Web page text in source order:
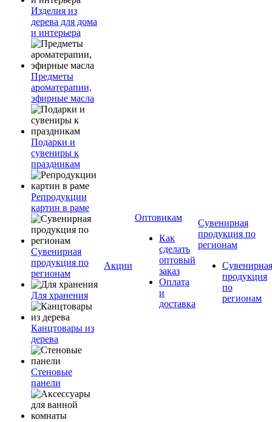
Изделия из
дерева для дома
и интерьера
Предметы
ароматерапии,
эфирные масла
Подарки и
сувениры к
праздникам
Репродукции
картин в раме
Сувенирная
продукция по
регионам
Для хранения
Канцтовары из
дерева
Стеновые
панели
Акции
Оптовикам
Как
сделать
оптовый
заказ
Оплата
и
доставка
Сувенирная
продукция по
регионам
Сувенирная
продукция
по
регионам